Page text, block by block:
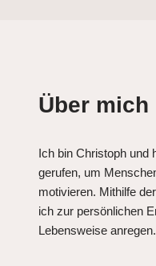
Über mich
Ich bin Christoph und
gerufen, um
motivieren. Mithilfe
ich zur persönlichen
Lebensweise anregen.